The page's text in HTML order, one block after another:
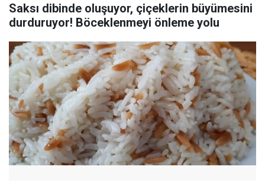
Saksı dibinde oluşuyor, çiçeklerin büyümesini
durduruyor! Böceklenmeyi önleme yolu